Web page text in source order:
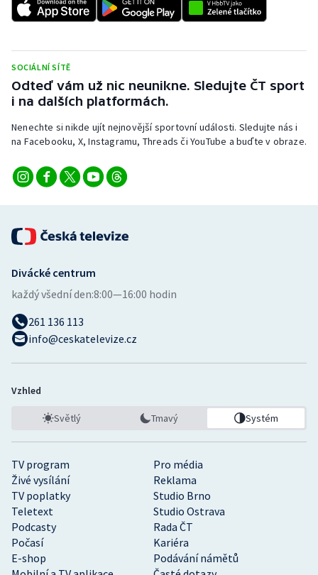
Veslování
Vodní slalom
Volejbal
SOCIÁLNÍ SÍTĚ
Odteď vám už nic neunikne. Sledujte ČT sport
i na dalších platformách.
Nenechte si nikde ujít nejnovější sportovní události. Sledujte nás i
na Facebooku, X, Instagramu, Threads či YouTube a buďte v obraze.
TV program
Pro média
Živé vysílání
Reklama
TV poplatky
Studio Brno
Teletext
Studio Ostrava
Podcasty
Rada ČT
Počasí
Kariéra
E-shop
Podávání námětů
Divácké centrum
každý všední den:8:00—16:00 hodin
261 136 113
info@ceskatelevize.cz
Vzhled
Světlý Tmavý Systém